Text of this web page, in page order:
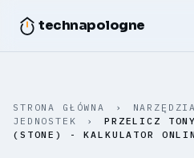
technapologne
STRONA GŁÓWNA ›
JEDNOSTEK
›
PRZELICZ
(STONE) - KALKULATOR